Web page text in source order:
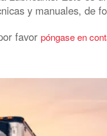
y manuales, de
favor póngase en